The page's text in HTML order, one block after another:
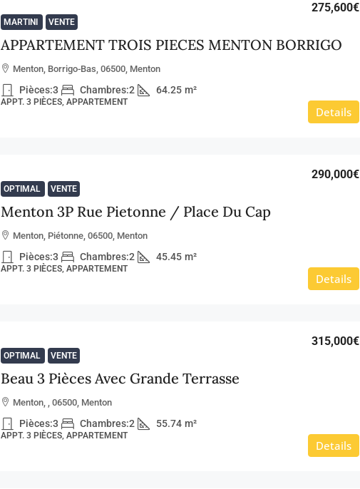
MARTINI VENTE
APPARTEMENT TROIS PIECES MENTON BORRIGO
275,600€
Menton, Borrigo-Bas, 06500, Menton
Pièces:3 Chambres:2 64.25 m²
APPT. 3 PIÈCES, APPARTEMENT
Details
OPTIMAL VENTE
Menton 3P Rue Pietonne / Place Du Cap
290,000€
Menton, Piétonne, 06500, Menton
Pièces:3 Chambres:2 45.45 m²
APPT. 3 PIÈCES, APPARTEMENT
Details
OPTIMAL VENTE
Beau 3 Pièces Avec Grande Terrasse
315,000€
Menton, , 06500, Menton
Pièces:3 Chambres:2 55.74 m²
APPT. 3 PIÈCES, APPARTEMENT
Details